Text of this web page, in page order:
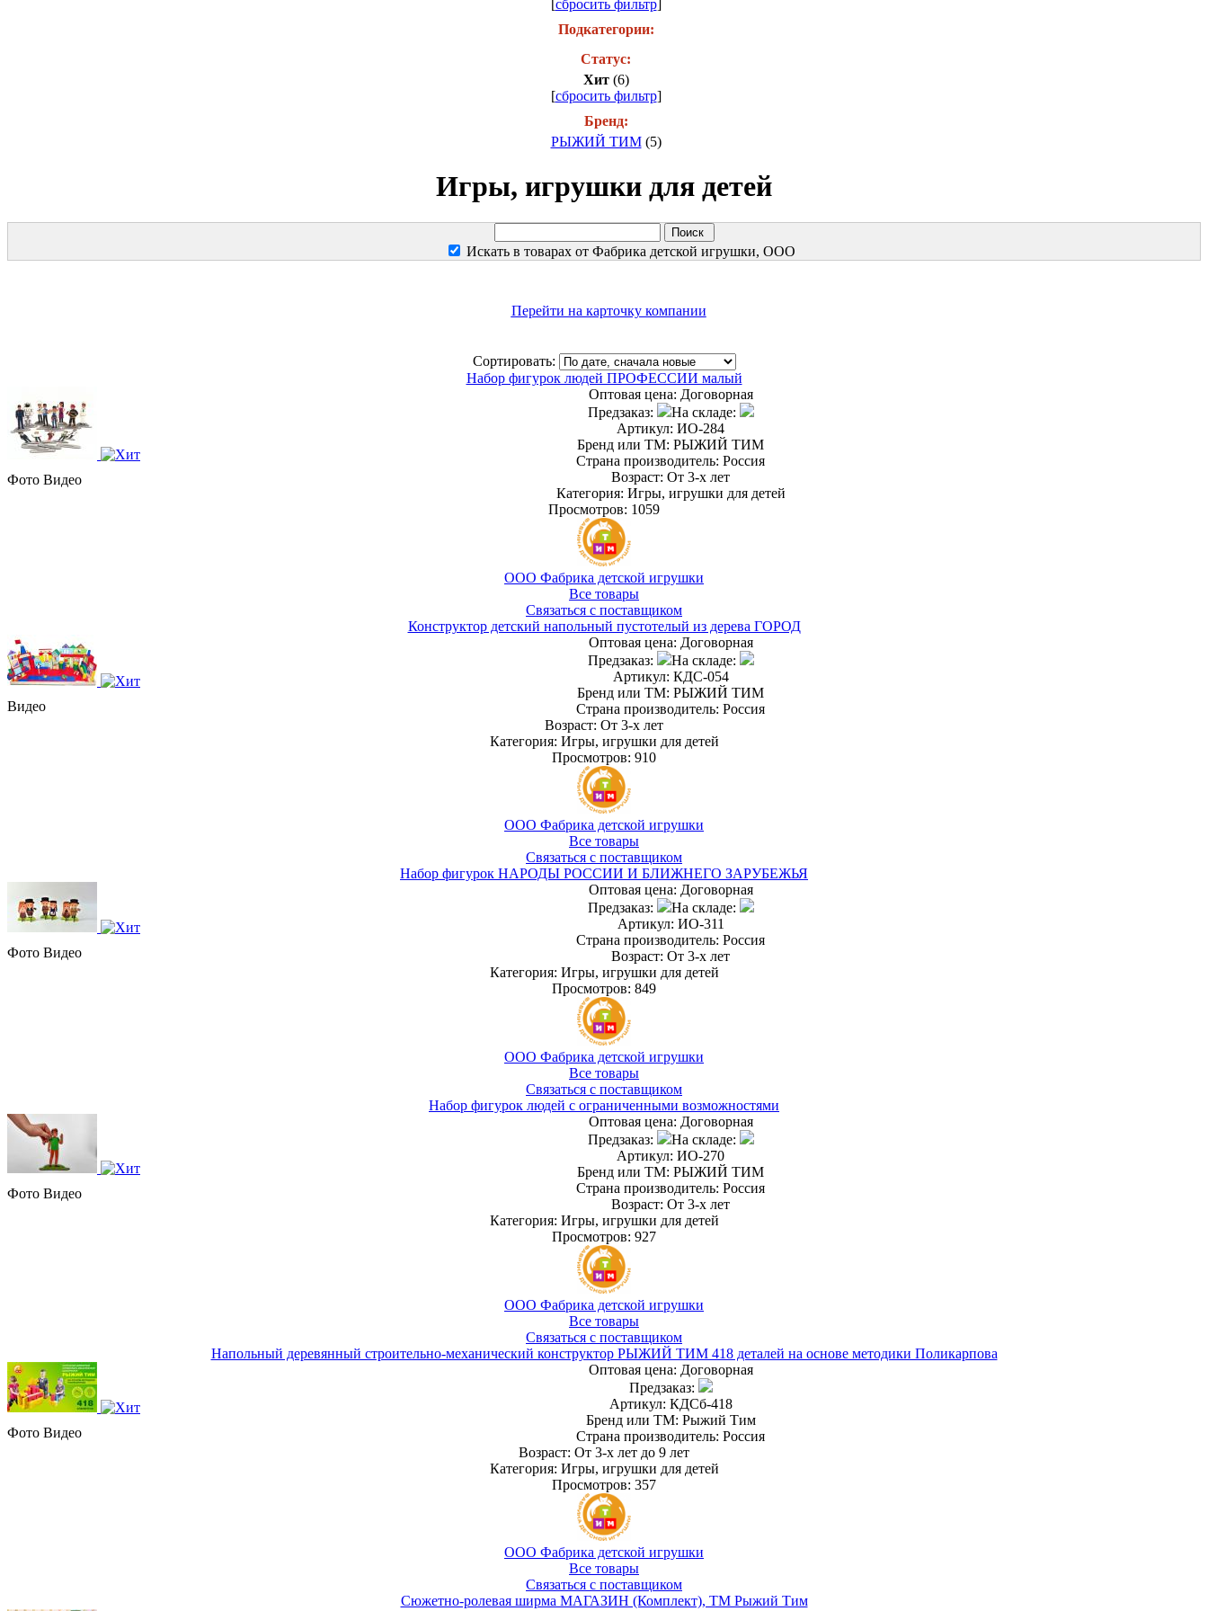
сбросить фильтр]
Подкатегории:
Статус:
Хит (6)
[сбросить фильтр]
Бренд:
РЫЖИЙ ТИМ (5)
Игры, игрушки для детей
Искать в товарах от Фабрика детской игрушки, ООО
Перейти на карточку компании
Сортировать:
Набор фигурок людей ПРОФЕССИИ малый
Фото Видео
Оптовая цена: Договорная
Предзаказ:
На складе:
Артикул: ИО-284
Бренд или ТМ: РЫЖИЙ ТИМ
Страна производитель: Россия
Возраст: От 3-х лет
Категория: Игры, игрушки для детей
Просмотров: 1059
ООО Фабрика детской игрушки
Все товары
Связаться с поставщиком
Конструктор детский напольный пустотелый из дерева ГОРОД
Видео
Оптовая цена: Договорная
Предзаказ:
На складе:
Артикул: КДС-054
Бренд или ТМ: РЫЖИЙ ТИМ
Страна производитель: Россия
Возраст: От 3-х лет
Категория: Игры, игрушки для детей
Просмотров: 910
ООО Фабрика детской игрушки
Все товары
Связаться с поставщиком
Набор фигурок НАРОДЫ РОССИИ И БЛИЖНЕГО ЗАРУБЕЖЬЯ
Фото Видео
Оптовая цена: Договорная
Предзаказ:
На складе:
Артикул: ИО-311
Страна производитель: Россия
Возраст: От 3-х лет
Категория: Игры, игрушки для детей
Просмотров: 849
ООО Фабрика детской игрушки
Все товары
Связаться с поставщиком
Набор фигурок людей с ограниченными возможностями
Фото Видео
Оптовая цена: Договорная
Предзаказ:
На складе:
Артикул: ИО-270
Бренд или ТМ: РЫЖИЙ ТИМ
Страна производитель: Россия
Возраст: От 3-х лет
Категория: Игры, игрушки для детей
Просмотров: 927
ООО Фабрика детской игрушки
Все товары
Связаться с поставщиком
Напольный деревянный строительно-механический конструктор РЫЖИЙ ТИМ 418 деталей на основе методики Поликарпова
Фото Видео
Оптовая цена: Договорная
Предзаказ:
Артикул: КДСб-418
Бренд или ТМ: Рыжий Тим
Страна производитель: Россия
Возраст: От 3-х лет до 9 лет
Категория: Игры, игрушки для детей
Просмотров: 357
ООО Фабрика детской игрушки
Все товары
Связаться с поставщиком
Сюжетно-ролевая ширма МАГАЗИН (Комплект), ТМ Рыжий Тим